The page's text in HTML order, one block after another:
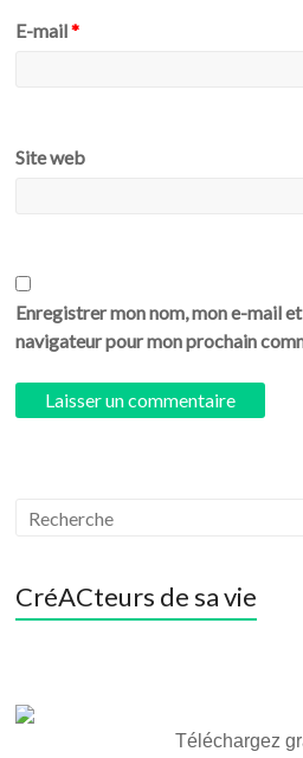
E-mail*
Site web
Enregistrer mon nom, mon e-mail
navigateur pour mon prochain
CréACteurs de sa vie
Téléchargez